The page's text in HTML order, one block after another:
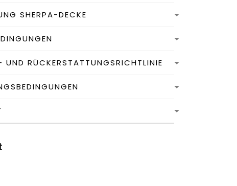
SHERPA-DECKE
UND RÜCKERSTATTUNGSRICHTLINIE